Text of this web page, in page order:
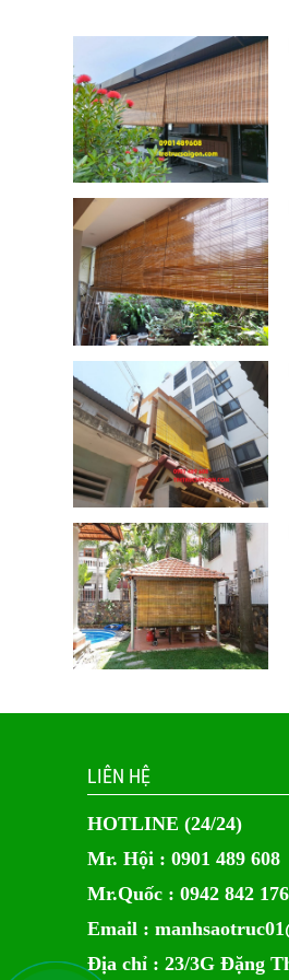
LIÊN HỆ
HOTLINE (24/24)
Mr. Hội : 0901 489 608
Mr.Quốc : 0942 842 176
Email :
Địa chỉ : 23/3G Đặng